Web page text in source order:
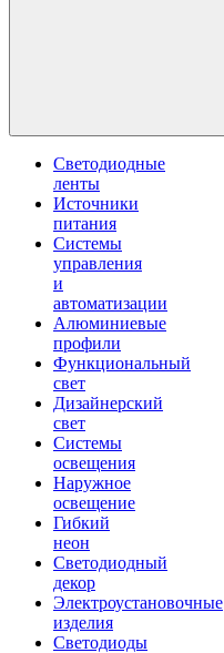
Светодиодные
ленты
Источники
питания
Системы
управления
и
автоматизации
Алюминиевые
профили
Функциональный
свет
Дизайнерский
свет
Системы
освещения
Наружное
освещение
Гибкий
неон
Светодиодный
декор
Электроустановочные
изделия
Светодиоды